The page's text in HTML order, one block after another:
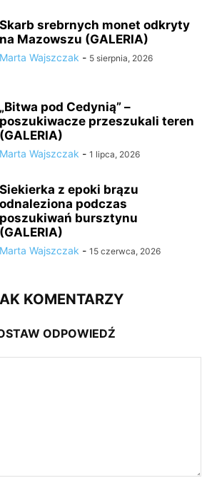
Skarb srebrnych monet odkryty
na Mazowszu (GALERIA)
Marta Wajszczak - 5 sierpnia, 2026
„Bitwa pod Cedynią” –
poszukiwacze przeszukali teren
(GALERIA)
Marta Wajszczak - 1 lipca, 2026
Siekierka z epoki brązu
odnaleziona podczas
poszukiwań bursztynu
(GALERIA)
Marta Wajszczak - 15 czerwca, 2026
KOMENTARZY
ODPOWIEDŹ